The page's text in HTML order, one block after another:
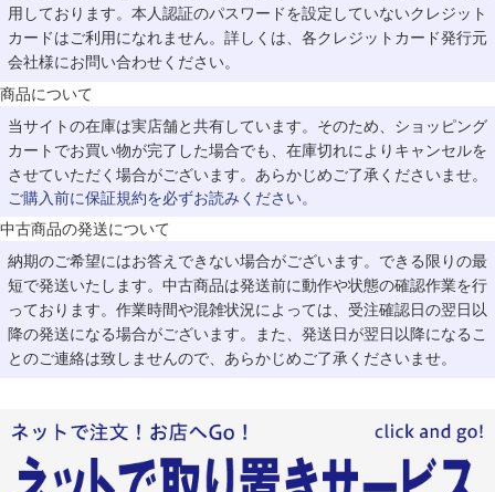
用しております。本人認証のパスワードを設定していないクレジット
カードはご利用になれません。詳しくは、各クレジットカード発行元
会社様にお問い合わせください。
商品について
当サイトの在庫は実店舗と共有しています。そのため、ショッピング
カートでお買い物が完了した場合でも、在庫切れによりキャンセルを
させていただく場合がございます。あらかじめご了承くださいませ。
ご購入前に保証規約を必ずお読みください。
中古商品の発送について
納期のご希望にはお答えできない場合がございます。できる限りの最
短で発送いたします。中古商品は発送前に動作や状態の確認作業を行
っております。作業時間や混雑状況によっては、受注確認日の翌日以
降の発送になる場合がございます。また、発送日が翌日以降になるこ
とのご連絡は致しませんので、あらかじめご了承くださいませ。